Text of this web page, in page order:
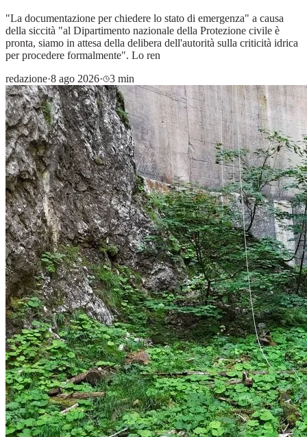
"La documentazione per chiedere lo stato di emergenza" a causa
della siccità "al Dipartimento nazionale della Protezione civile è
pronta, siamo in attesa della delibera dell'autorità sulla criticità idrica
per procedere formalmente". Lo ren
redazione·8 ago 2026· 3 min